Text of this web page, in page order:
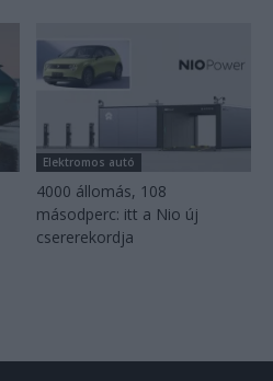
Elektromos autó
4000 állomás, 108
másodperc: itt a Nio új
csererekordja